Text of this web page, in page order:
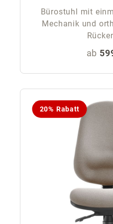
Bürostuhl mit
Mechanik und
ab
20% Rabatt